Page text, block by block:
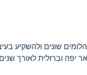
שונים ולהשקיע
יפה וברזלית לאורך